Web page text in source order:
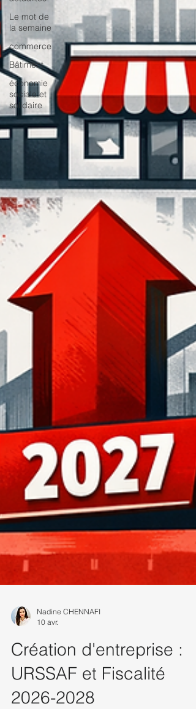
Le mot de
la semaine
commerce
Bâtiment
économie
sociale et
solidaire
10 avr.
Création d'entreprise :
URSSAF et Fiscalité